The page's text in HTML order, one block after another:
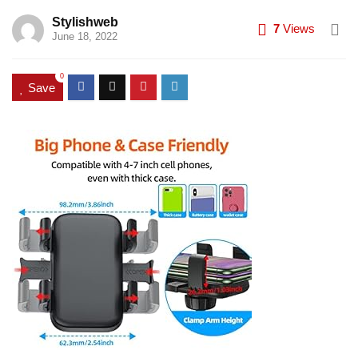
Stylishweb
June 18, 2022
7 Views
Save
0